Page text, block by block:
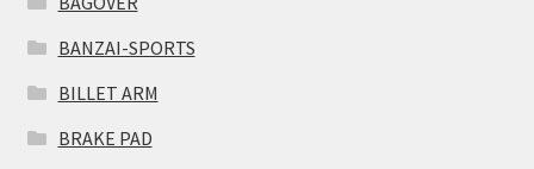
BANZAI-SPORTS
BILLET ARM
BRAKE PAD